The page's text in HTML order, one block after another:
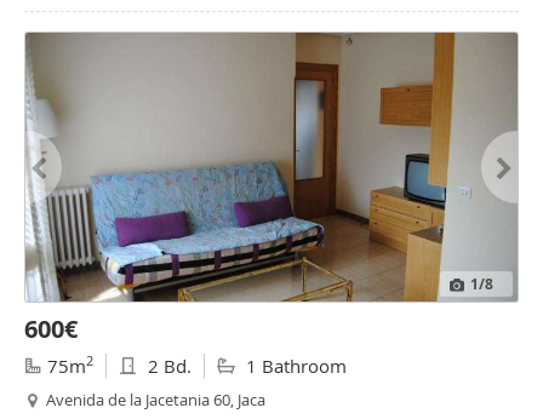
1/8
600€
75m2 2 Bd. 1 Bathroom
Avenida de la Jacetania 60, Jaca